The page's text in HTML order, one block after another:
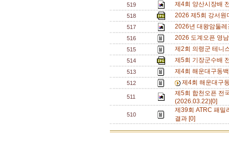
519 제4회 양산시장배
518 2026 제5회 강서
517 2026년 대왕암둘
516 2026 도계오픈 영
515 제2회 의령군 테니
514 제5회 기장군수배
513 제4회 해운대구동
512 제4회 해운대구
511
제5회 합천오픈 전
(2026.03.22)[0]
510
제39회 ATRC 패밀
결과 [0]